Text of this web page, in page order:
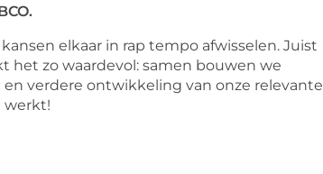
elkaar in rap tempo afwisselen. Juist
het zo waardevol: samen bouwen we
verdere ontwikkeling van onze relevante
werkt!